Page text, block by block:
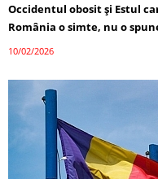
Occidentul obosit și Estul
România o simte, nu o
10/02/2026